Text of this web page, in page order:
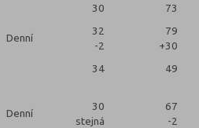
30 73
Denní
32
-2
79
+30
34 49
Denní
30
stejná
67
-2